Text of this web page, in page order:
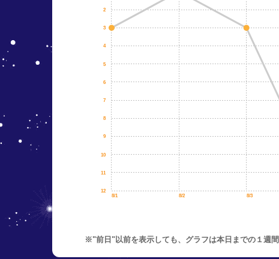
8/1 8/2 8/3
12
11
10
9
8
7
6
5
4
3
2
※"前日"以前を表示しても、グラフは本日までの１週間